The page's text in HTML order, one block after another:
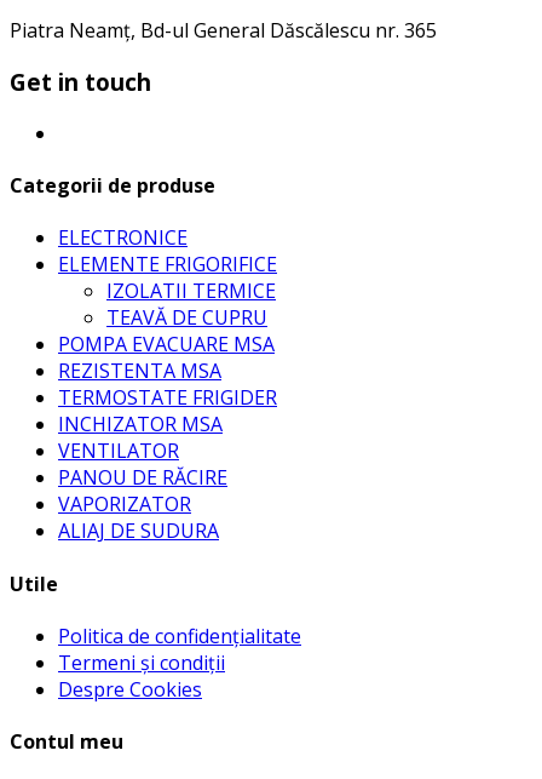
Piatra Neamț, Bd-ul General Dăscălescu nr. 365
Get in touch
Categorii de produse
ELECTRONICE
ELEMENTE FRIGORIFICE
IZOLATII TERMICE
TEAVĂ DE CUPRU
POMPA EVACUARE MSA
REZISTENTA MSA
TERMOSTATE FRIGIDER
INCHIZATOR MSA
VENTILATOR
PANOU DE RĂCIRE
VAPORIZATOR
ALIAJ DE SUDURA
Utile
Politica de confidențialitate
Termeni și condiții
Despre Cookies
Contul meu